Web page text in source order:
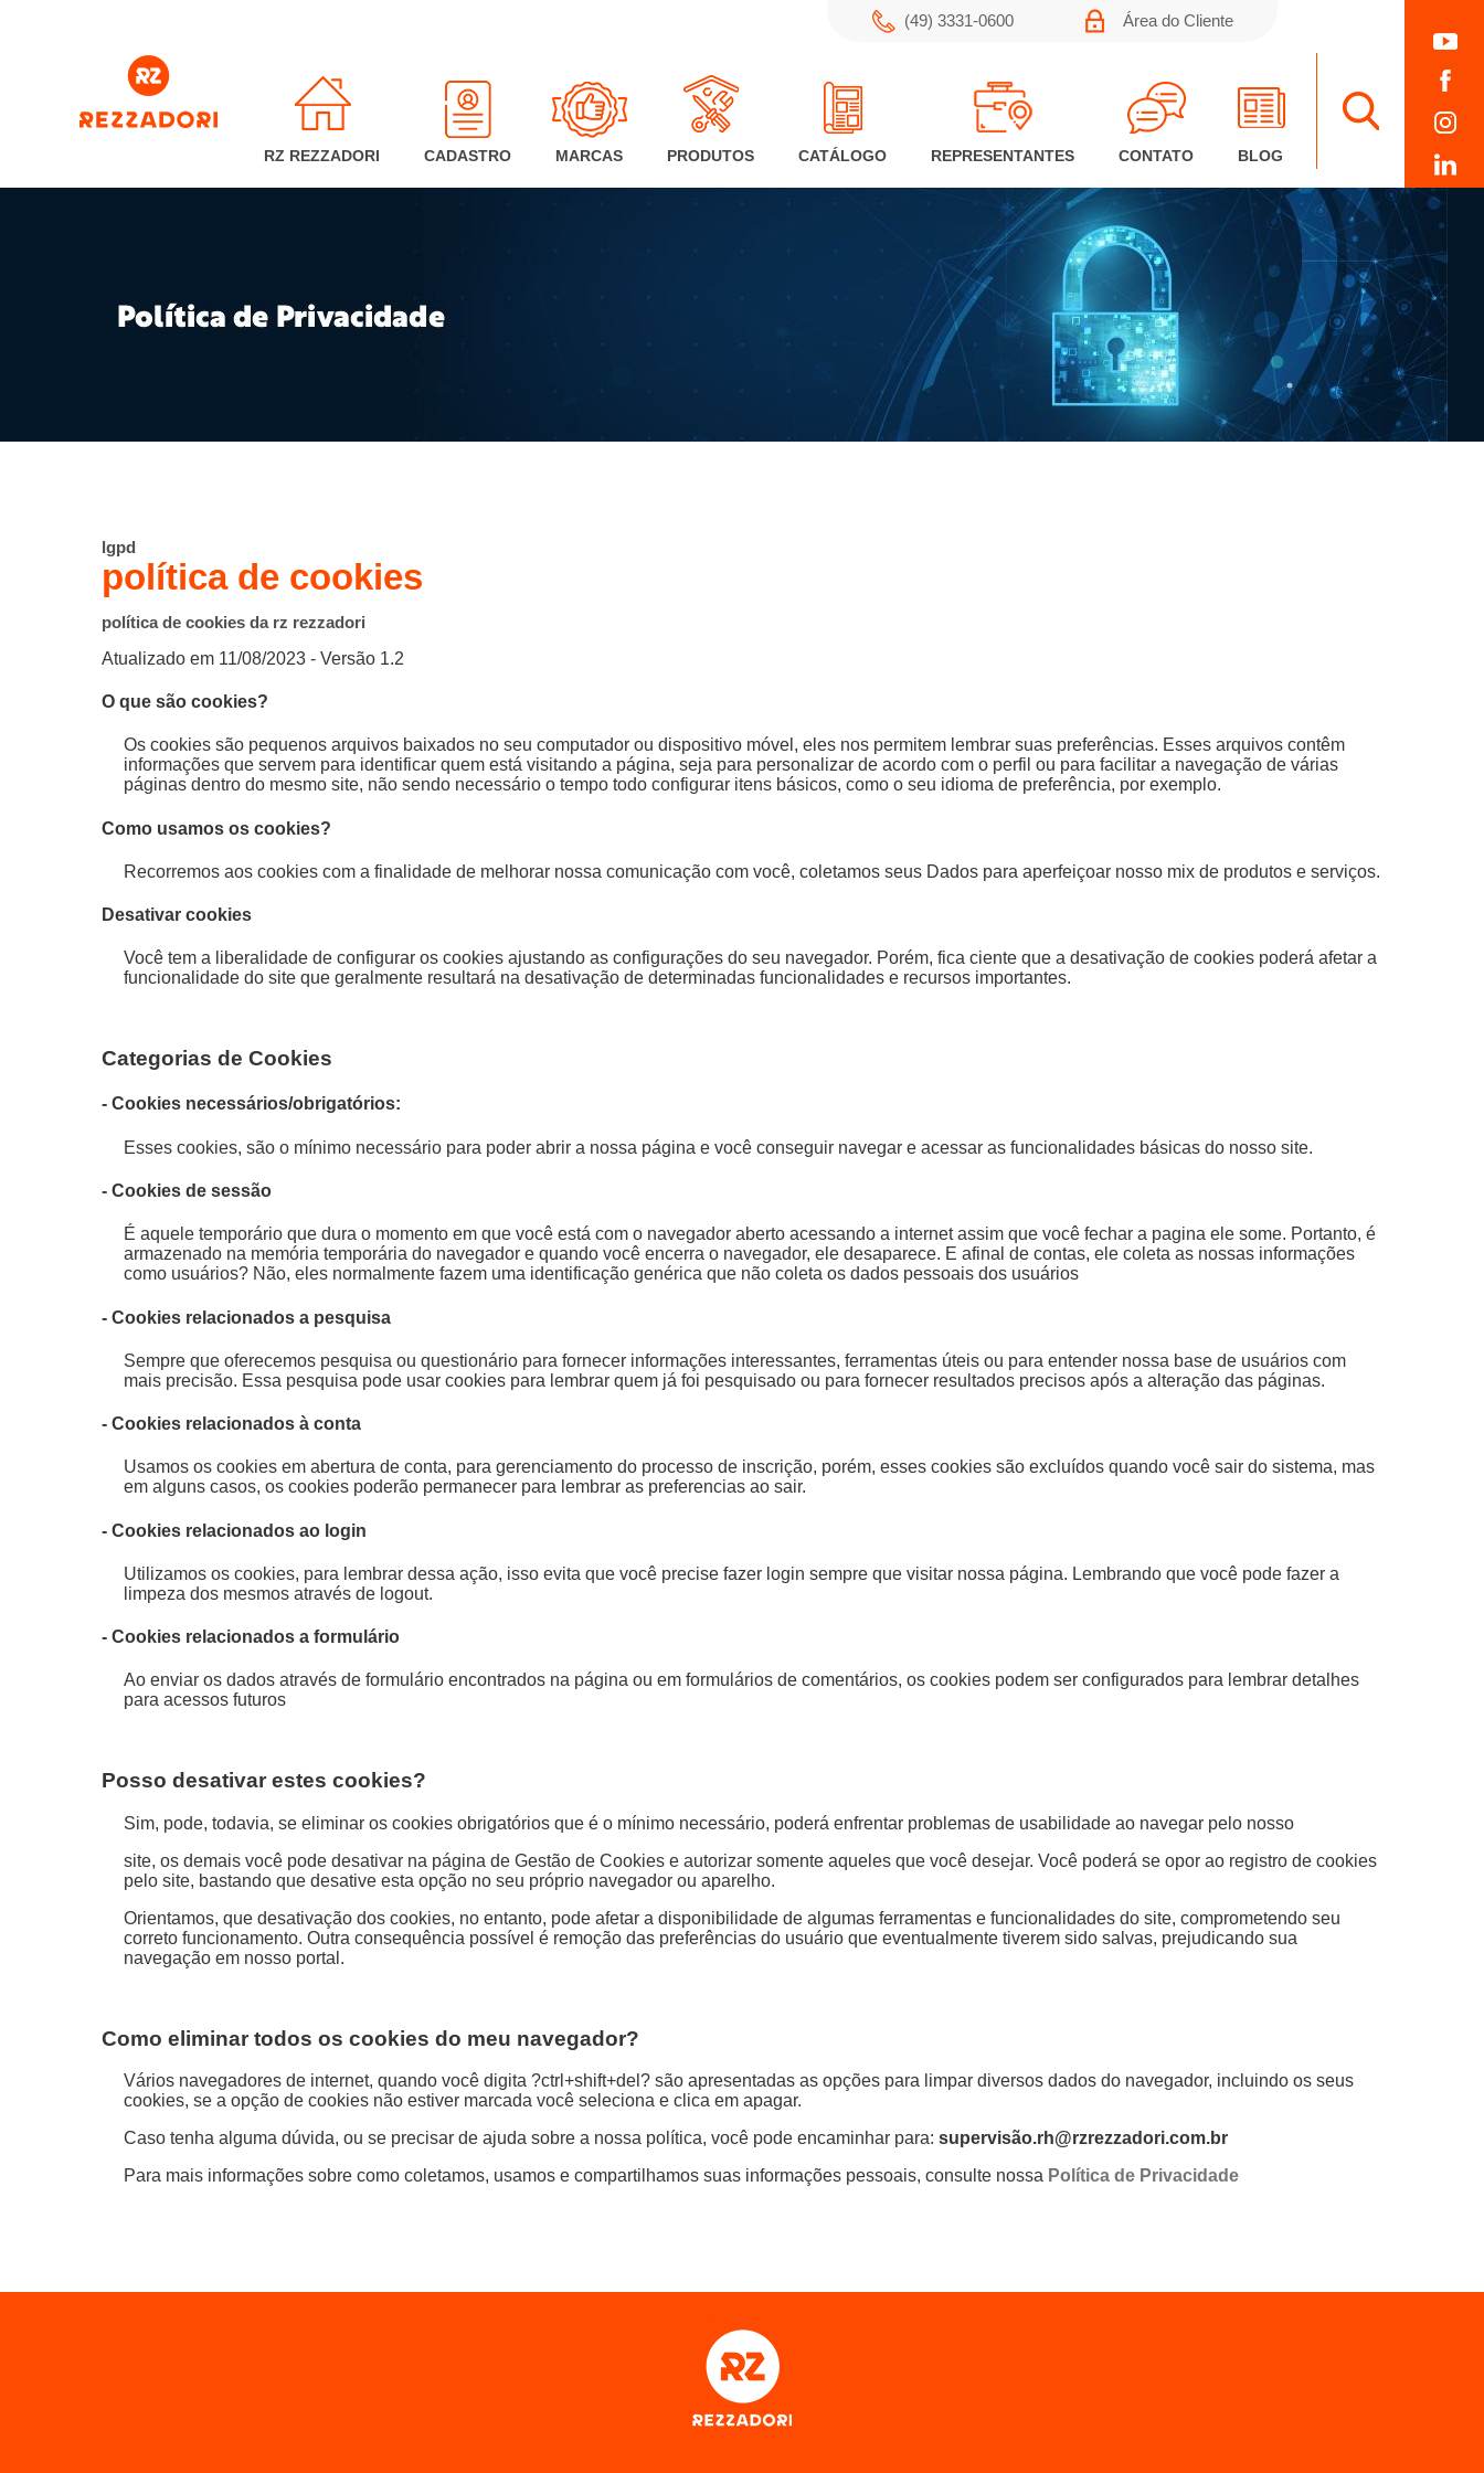
(49) 3331-0600 Área do Cliente
RZ REZZADORI CADASTRO MARCAS PRODUTOS CATÁLOGO REPRESENTANTES CONTATO BLOG
lgpd
política de cookies
política de cookies da rz rezzadori
Atualizado em 11/08/2023 - Versão 1.2
O que são cookies?
Os cookies são pequenos arquivos baixados no seu computador ou dispositivo móvel, eles nos permitem lembrar suas preferências. Esses arquivos contêm
informações que servem para identificar quem está visitando a página, seja para personalizar de acordo com o perfil ou para facilitar a navegação de várias
páginas dentro do mesmo site, não sendo necessário o tempo todo configurar itens básicos, como o seu idioma de preferência, por exemplo.
Como usamos os cookies?
Recorremos aos cookies com a finalidade de melhorar nossa comunicação com você, coletamos seus Dados para aperfeiçoar nosso mix de produtos e serviços.
Desativar cookies
Você tem a liberalidade de configurar os cookies ajustando as configurações do seu navegador. Porém, fica ciente que a desativação de cookies poderá afetar a
funcionalidade do site que geralmente resultará na desativação de determinadas funcionalidades e recursos importantes.
Categorias de Cookies
- Cookies necessários/obrigatórios:
Esses cookies, são o mínimo necessário para poder abrir a nossa página e você conseguir navegar e acessar as funcionalidades básicas do nosso site.
- Cookies de sessão
É aquele temporário que dura o momento em que você está com o navegador aberto acessando a internet assim que você fechar a pagina ele some. Portanto, é
armazenado na memória temporária do navegador e quando você encerra o navegador, ele desaparece. E afinal de contas, ele coleta as nossas informações
como usuários? Não, eles normalmente fazem uma identificação genérica que não coleta os dados pessoais dos usuários
- Cookies relacionados a pesquisa
Sempre que oferecemos pesquisa ou questionário para fornecer informações interessantes, ferramentas úteis ou para entender nossa base de usuários com
mais precisão. Essa pesquisa pode usar cookies para lembrar quem já foi pesquisado ou para fornecer resultados precisos após a alteração das páginas.
- Cookies relacionados à conta
Usamos os cookies em abertura de conta, para gerenciamento do processo de inscrição, porém, esses cookies são excluídos quando você sair do sistema, mas
em alguns casos, os cookies poderão permanecer para lembrar as preferencias ao sair.
- Cookies relacionados ao login
Utilizamos os cookies, para lembrar dessa ação, isso evita que você precise fazer login sempre que visitar nossa página. Lembrando que você pode fazer a
limpeza dos mesmos através de logout.
- Cookies relacionados a formulário
Ao enviar os dados através de formulário encontrados na página ou em formulários de comentários, os cookies podem ser configurados para lembrar detalhes
para acessos futuros
Posso desativar estes cookies?
Sim, pode, todavia, se eliminar os cookies obrigatórios que é o mínimo necessário, poderá enfrentar problemas de usabilidade ao navegar pelo nosso
site, os demais você pode desativar na página de Gestão de Cookies e autorizar somente aqueles que você desejar. Você poderá se opor ao registro de cookies
pelo site, bastando que desative esta opção no seu próprio navegador ou aparelho.
Orientamos, que desativação dos cookies, no entanto, pode afetar a disponibilidade de algumas ferramentas e funcionalidades do site, comprometendo seu
correto funcionamento. Outra consequência possível é remoção das preferências do usuário que eventualmente tiverem sido salvas, prejudicando sua
navegação em nosso portal.
Como eliminar todos os cookies do meu navegador?
Vários navegadores de internet, quando você digita ?ctrl+shift+del? são apresentadas as opções para limpar diversos dados do navegador, incluindo os seus
cookies, se a opção de cookies não estiver marcada você seleciona e clica em apagar.
Caso tenha alguma dúvida, ou se precisar de ajuda sobre a nossa política, você pode encaminhar para: supervisão.rh@rzrezzadori.com.br
Para mais informações sobre como coletamos, usamos e compartilhamos suas informações pessoais, consulte nossa Política de Privacidade